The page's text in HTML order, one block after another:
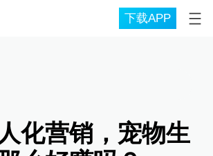
下载APP
化营销，宠物生